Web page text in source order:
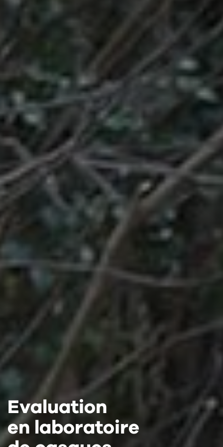
Evaluation
en laboratoire
Evaluation
en laboratoire
Evaluation
en laboratoire